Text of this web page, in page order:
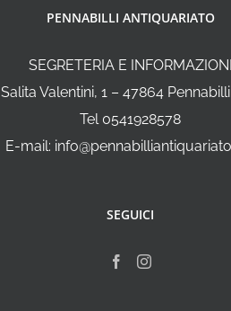
PENNABILLI ANTIQUARIATO
SEGRETERIA E INFORMAZIONI
Salita Valentini, 1 – 47864 Pennabilli
Tel 0541928578
E-mail:
SEGUICI